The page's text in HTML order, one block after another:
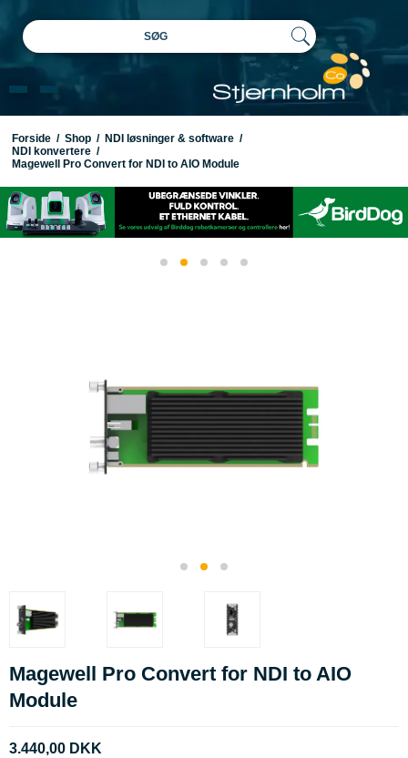
SØG
Forside / Shop / NDI løsninger & software /
NDI konvertere /
Magewell Pro Convert for NDI to AIO Module
Magewell Pro Convert for NDI to AIO
Module
3.440,00 DKK